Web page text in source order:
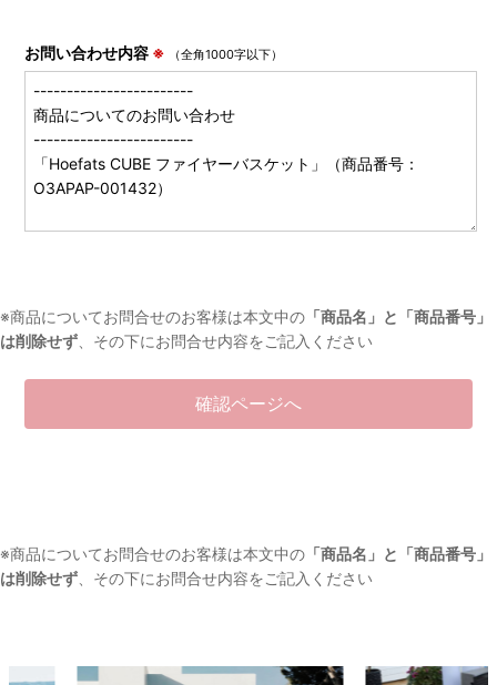
お問い合わせ内容 ※ （全角1000字以下）
※商品についてお問合せのお客様は本文中の 「商品名」と「商品番号」
は削除せず、その下にお問合せ内容をご記入ください
※商品についてお問合せのお客様は本文中の 「商品名」と「商品番号」
は削除せず 、その下にお問合せ内容をご記入ください